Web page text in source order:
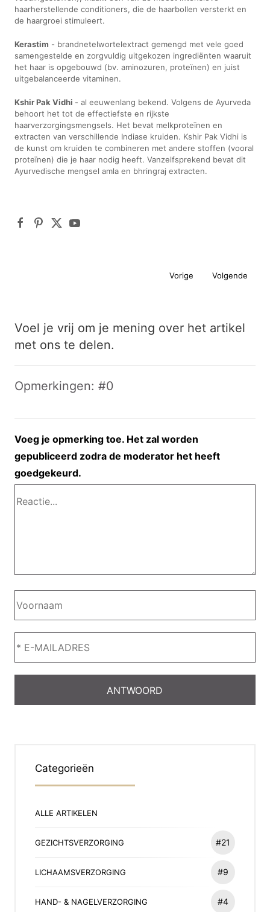
haarherstellende conditioners, die de haarbollen versterkt en
de haargroei stimuleert.
Kerastim - brandnetelwortelextract gemengd met vele goed
samengestelde en zorgvuldig uitgekozen ingrediënten waaruit
het haar is opgebouwd (bv. aminozuren, proteïnen) en juist
uitgebalanceerde vitaminen.
Kshir Pak Vidhi - al eeuwenlang bekend. Volgens de Ayurveda
behoort het tot de effectiefste en rijkste
haarverzorgingsmengsels. Het bevat melkproteïnen en
extracten van verschillende Indiase kruiden. Kshir Pak Vidhi is
de kunst om kruiden te combineren met andere stoffen (vooral
proteïnen) die je haar nodig heeft. Vanzelfsprekend bevat dit
Ayurvedische mengsel amla en bhringraj extracten.
Vorige Volgende
Voel je vrij om je mening over het artikel
met ons te delen.
Opmerkingen: #0
Voeg je opmerking toe. Het zal worden
gepubliceerd zodra de moderator het heeft
goedgekeurd.
Categorieën
ALLE ARTIKELEN
GEZICHTSVERZORGING #21
LICHAAMSVERZORGING #9
HAND- & NAGELVERZORGING #4